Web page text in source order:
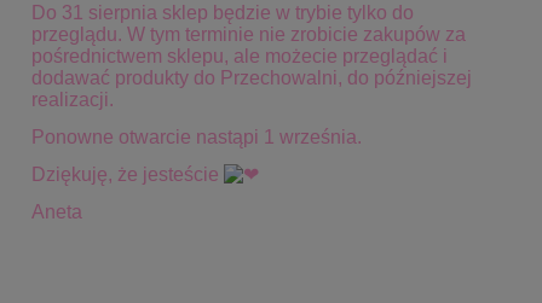
Do 31 sierpnia sklep będzie w trybie tylko do
przeglądu. W tym terminie nie zrobicie zakupów za
pośrednictwem sklepu, ale możecie przeglądać i
dodawać produkty do Przechowalni, do późniejszej
realizacji.
Ponowne otwarcie nastąpi 1 września.
Dziękuję, że jesteście
Aneta